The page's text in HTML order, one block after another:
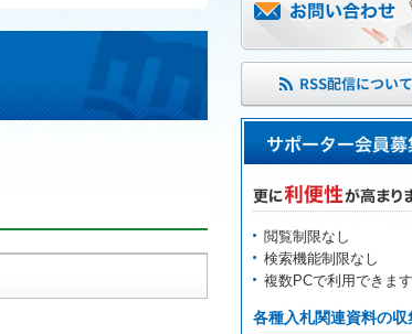
閲覧制限なし
検索機能制限なし
複数PCで利用できます
各種入札関連資料の収